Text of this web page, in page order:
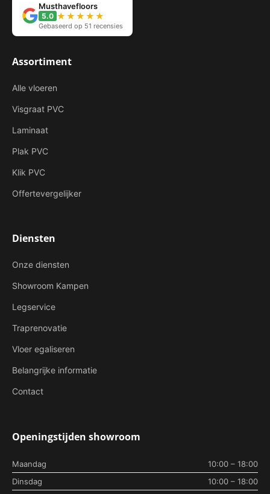
Musthavefloors
5.0 ★★★★★
Gebaseerd op 51 recensies
Assortiment
Alle vloeren
Visgraat PVC
Laminaat
Plak PVC
Klik PVC
Offertevergelijker
Diensten
Onze diensten
Showroom Kampen
Legservice
Traprenovatie
Vloer egaliseren
Belangrijke informatie
Contact
Openingstijden showroom
Maandag
10:00 – 18:00
Dinsdag
10:00 – 18:00